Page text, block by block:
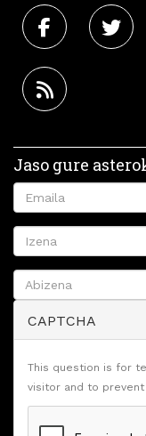
Jaso gure
CAPTCHA
This question is for
visitor and to